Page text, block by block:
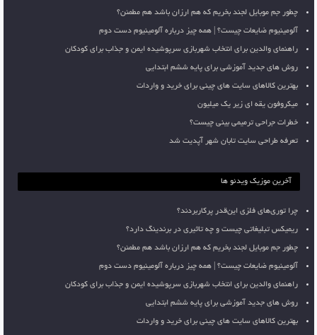
چطور جم موبایل لجند بخریم که هم ارزان باشد هم مطمئن؟
آلومینیوم ضایعات چیست؟ | همه چیز درباره آلومینیوم دست دوم
راهنمای والدین برای انتخاب شهربازی سرپوشیده ایمن و جذاب برای کودکان
روش های جدید آموزشی برای پایه ششم ابتدایی
بهترین کالاهای سایت های چینی برای خرید و واردات
میکروفون یقه ای زیر یک میلیون
خطرات جراحی ترمیمی بینی چیست؟
تعرفه طراحی سایت تابان شهر آپدیت شد
آخرین موزیک ویدئو ها
چرا توری‌های فلزی این‌قدر پرکاربردند؟
ریمیکس تبلیغاتی چیست و چه تاثیری در برندینگ دارد؟
چطور جم موبایل لجند بخریم که هم ارزان باشد هم مطمئن؟
آلومینیوم ضایعات چیست؟ | همه چیز درباره آلومینیوم دست دوم
راهنمای والدین برای انتخاب شهربازی سرپوشیده ایمن و جذاب برای کودکان
روش های جدید آموزشی برای پایه ششم ابتدایی
بهترین کالاهای سایت های چینی برای خرید و واردات